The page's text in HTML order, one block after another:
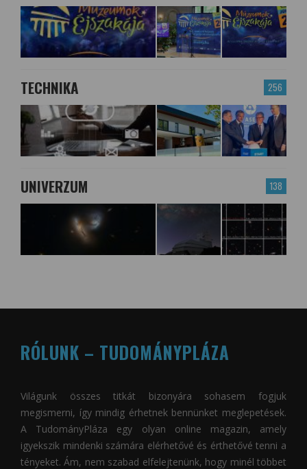
256
TECHNIKA
138
UNIVERZUM
RÓLUNK – TUDOMÁNYPLÁZA
Világunk összes titkát bizonyára sohasem fogjuk
megismerni, így mindig érhetnek bennünket meglepetések.
A TudományPláza egy olyan online magazin, amely
igyekszik mindenki számára elérhetővé és érthetővé tenni a
tényeket. Ám, nem szabad elfelejtenünk, hogy minél többet